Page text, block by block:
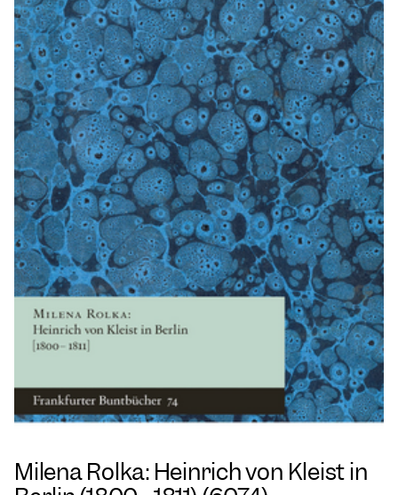
Milena Rolka: Heinrich von Kleist in